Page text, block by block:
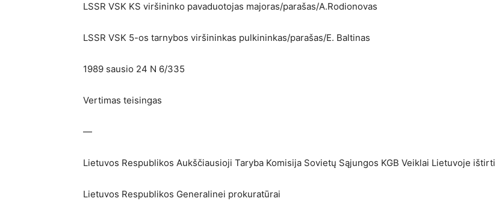
LSSR VSK KS viršininko pavaduotojas majoras/parašas/A.Rodionovas
LSSR VSK 5-os tarnybos viršininkas pulkininkas/parašas/E. Baltinas
1989 sausio 24 N 6/335
Vertimas teisingas
—
Lietuvos Respublikos Aukščiausioji Taryba Komisija Sovietų Sąjungos KGB Veiklai Lietuvoje ištirti
Lietuvos Respublikos Generalinei prokuratūrai